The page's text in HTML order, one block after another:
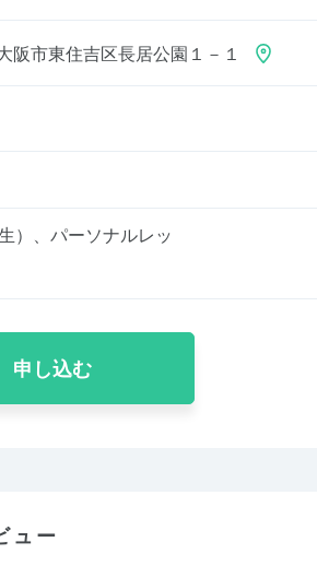
阪市東住吉区長居公園１－１
）、パーソナルレッ
申し込む
ュー